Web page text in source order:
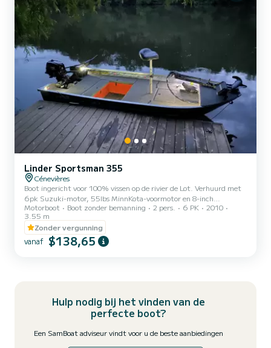
Linder Sportsman 355
Cénevières
Boot ingericht voor 100% vissen op de rivier de Lot. Verhuurd met
6pk Suzuki-motor, 55lbs MinnKota-voormotor en 8-inch
Humminbird fishfinder. Alle opties: getuft dek, opbergvakken,
visstoel, leefnet
Motorboot Boot zonder bemanning 2 pers. 6 PK
2010
3.55 m
Zonder vergunning
vanaf $138,65
Hulp nodig bij het vinden van de
perfecte boot?
Een SamBoat adviseur vindt voor u de beste aanbiedingen